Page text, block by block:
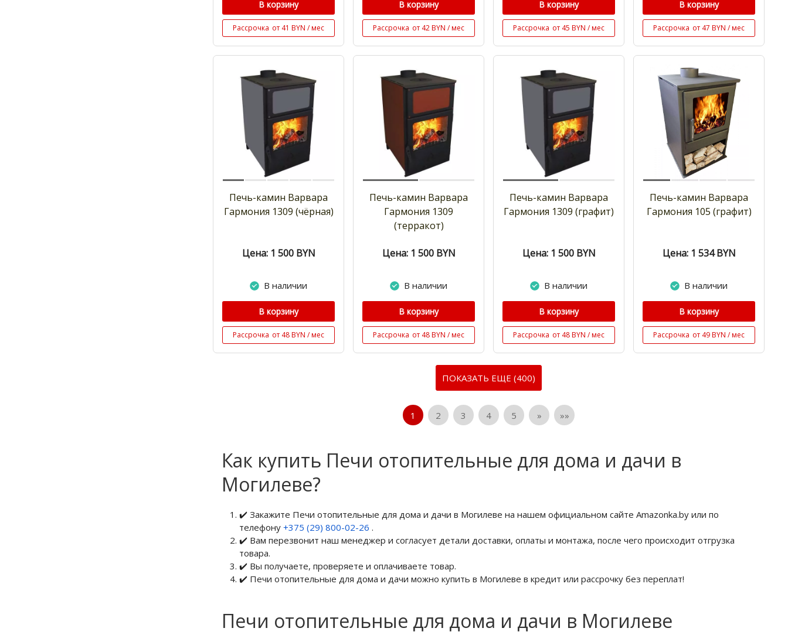
В корзину
Рассрочка от 41 BYN / мес
В корзину
Рассрочка от 42 BYN / мес
В корзину
Рассрочка от 45 BYN / мес
В корзину
Рассрочка от 47 BYN / мес
Печь-камин Варвара
Гармония 1309 (чёрная)
Цена: 1 500 BYN
В наличии
В корзину
Рассрочка от 48 BYN / мес
Печь-камин Варвара
Гармония 1309
(терракот)
Цена: 1 500 BYN
В наличии
В корзину
Рассрочка от 48 BYN / мес
Печь-камин Варвара
Гармония 1309 (графит)
Цена: 1 500 BYN
В наличии
В корзину
Рассрочка от 48 BYN / мес
Печь-камин Варвара
Гармония 105 (графит)
Цена: 1 534 BYN
В наличии
В корзину
Рассрочка от 49 BYN / мес
ПОКАЗАТЬ ЕЩЕ (400)
1 2 3 4 5 » »»
Как купить Печи отопительные для дома и дачи в
Могилеве?
✔️ Закажите Печи отопительные для дома и дачи в Могилеве на нашем официальном сайте Amazonka.by или по
телефону +375 (29) 800-02-26 .
✔️ Вам перезвонит наш менеджер и согласует детали доставки, оплаты и монтажа, после чего происходит отгрузка
товара.
✔️ Вы получаете, проверяете и оплачиваете товар.
✔️ Печи отопительные для дома и дачи можно купить в Могилеве в кредит или рассрочку без переплат!
Печи отопительные для дома и дачи в Могилеве